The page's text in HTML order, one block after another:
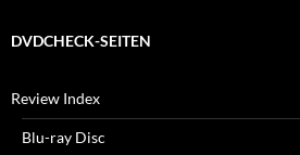
DVDCHECK-SEITEN
Review Index
Blu-ray Disc